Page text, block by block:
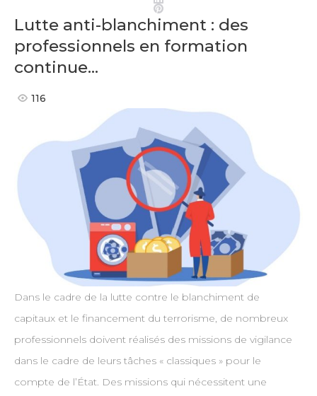
Pinterest
Lutte anti-blanchiment : des
professionnels en formation
continue…
116
Dans le cadre de la lutte contre le blanchiment de
capitaux et le financement du terrorisme, de nombreux
professionnels doivent réalisés des missions de vigilance
dans le cadre de leurs tâches « classiques » pour le
compte de l’État. Des missions qui nécessitent une